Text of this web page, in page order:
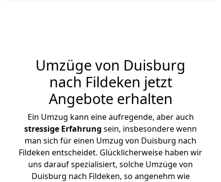
Umzüge von Duisburg
nach Fildeken jetzt
Angebote erhalten
Ein Umzug kann eine aufregende, aber auch
stressige Erfahrung sein, insbesondere wenn
man sich für einen Umzug von Duisburg nach
Fildeken entscheidet. Glücklicherweise haben wir
uns darauf spezialisiert, solche Umzüge von
Duisburg nach Fildeken, so angenehm wie